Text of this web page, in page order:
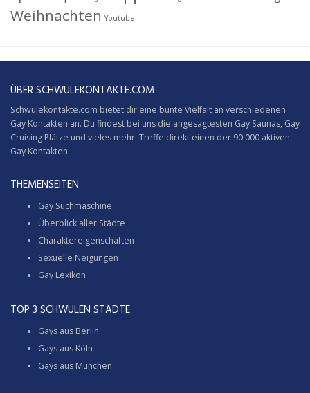
Weihnachten Youtube
ÜBER SCHWULEKONTAKTE.COM
Schwulekontakte.com bietet dir eine bunte Vielfalt an verschiedenen
Gay Kontakten an. Du findest bei uns die angesagtesten Gay Saunas, Gay
Cruising Plätze und vieles mehr. Treffe direkt einen der 90.000 aktiven
Gay Kontakten
THEMENSEITEN
Gay Suchmaschine
Überblick aller Städte
Charaktereigenschaften
Sexuelle Neigungen
Gay Lexikon
TOP 3 SCHWULEN STÄDTE
Gays aus Berlin
Gays aus Köln
Gays aus München